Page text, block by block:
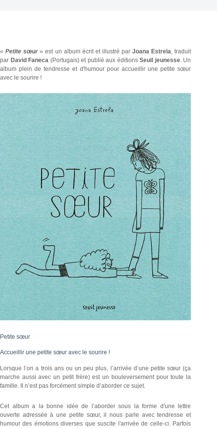
«Petite sœur » est un album écrit et illustré parJoana Estrela, traduit
par David Faneca (Portugais) et publié aux éditionsSeuil jeunesse. Un
album plein de tendresse et d'humour pour accueillir une petite sœur
avec le sourire !
Petite sœur
Accueillir une petite sœur avec le sourire !
Lorsque l’on a trois ans ou un peu plus, l’arrivée d’une petite sœur (ça
marche aussi avec un petit frère) est un bouleversement pour toute la
famille. Il n’est pas forcément simple d’aborder ce sujet.
Cet album a la bonne idée de l’aborder sous la forme d'une lettre
ouverte adressée à une petite sœur, il nous parle avec tendresse et
humour des émotions diverses que suscite l'arrivée de celle-ci. Parfois